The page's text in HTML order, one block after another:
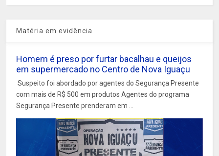
Matéria em evidência
Homem é preso por furtar bacalhau e queijos
em supermercado no Centro de Nova Iguaçu
Suspeito foi abordado por agentes do Segurança Presente
com mais de R$ 500 em produtos Agentes do programa
Segurança Presente prenderam em ...